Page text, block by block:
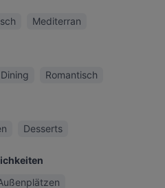
Mediterran
Romantisch
Desserts